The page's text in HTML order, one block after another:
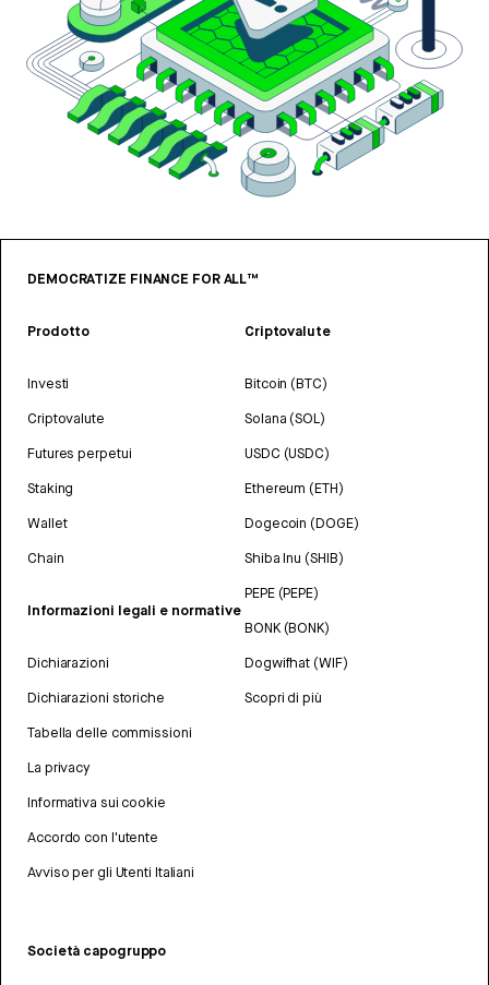
DEMOCRATIZE FINANCE FOR ALL™
Prodotto
Investi
Criptovalute
Futures perpetui
Staking
Wallet
Chain
Informazioni legali e normative
Dichiarazioni
Dichiarazioni storiche
Tabella delle commissioni
La privacy
Informativa sui cookie
Accordo con l'utente
Avviso per gli Utenti Italiani
Criptovalute
Bitcoin (BTC)
Solana (SOL)
USDC (USDC)
Ethereum (ETH)
Dogecoin (DOGE)
Shiba Inu (SHIB)
PEPE (PEPE)
BONK (BONK)
Dogwifhat (WIF)
Scopri di più
Società capogruppo